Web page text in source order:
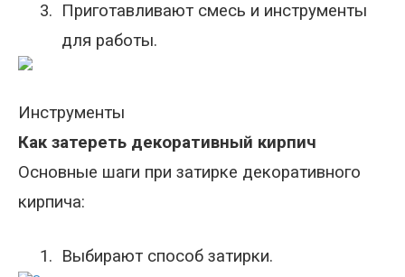
3. Приготавливают смесь и инструменты
для работы.
Инструменты
Как затереть декоративный кирпич
Основные шаги при затирке декоративного
кирпича:
1. Выбирают способ затирки.